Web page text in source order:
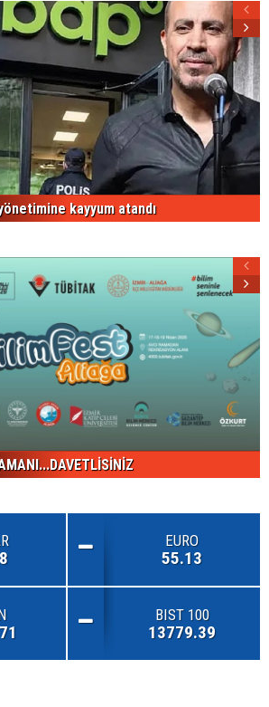
kayyum atandı
EURO
55.13
BIST 100
13779.39